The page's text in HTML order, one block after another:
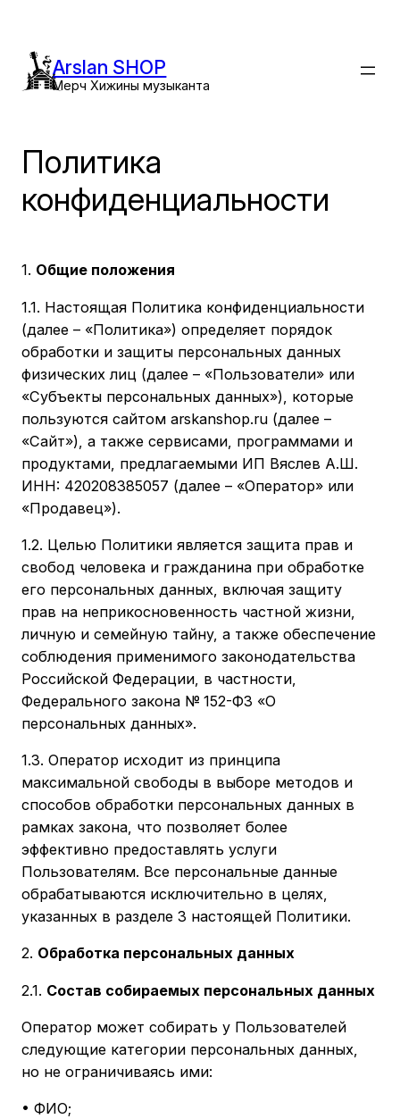
содержимому
Arslan SHOP
Мерч Хижины музыканта
Политика
конфиденциальности
1. Общие положения
1.1. Настоящая Политика конфиденциальности
(далее – «Политика») определяет порядок
обработки и защиты персональных данных
физических лиц (далее – «Пользователи» или
«Субъекты персональных данных»), которые
пользуются сайтом arskanshop.ru (далее –
«Сайт»), а также сервисами, программами и
продуктами, предлагаемыми ИП Вяслев А.Ш.
ИНН: 420208385057 (далее – «Оператор» или
«Продавец»).
1.2. Целью Политики является защита прав и
свобод человека и гражданина при обработке
его персональных данных, включая защиту
прав на неприкосновенность частной жизни,
личную и семейную тайну, а также обеспечение
соблюдения применимого законодательства
Российской Федерации, в частности,
Федерального закона № 152-ФЗ «О
персональных данных».
1.3. Оператор исходит из принципа
максимальной свободы в выборе методов и
способов обработки персональных данных в
рамках закона, что позволяет более
эффективно предоставлять услуги
Пользователям. Все персональные данные
обрабатываются исключительно в целях,
указанных в разделе 3 настоящей Политики.
2. Обработка персональных данных
2.1. Состав собираемых персональных данных
Оператор может собирать у Пользователей
следующие категории персональных данных,
но не ограничиваясь ими:
• ФИО;